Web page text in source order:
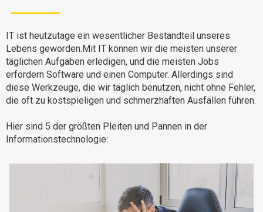
Migration zur eXo Platform
Produkt
Plattform-Übersicht
Warum eXo
Internationalisierung
Mobil
Kein Code
Integrationen
Kontrollierte KI
Architektur
IT ist heutzutage ein wesentlicher Bestandteil unseres
Lebens geworden.Mit IT können wir die meisten unserer
täglichen Aufgaben erledigen, und die meisten Jobs
erfordern Software und einen Computer. Allerdings sind
diese Werkzeuge, die wir täglich benutzen, nicht ohne Fehler,
die oft zu kostspieligen und schmerzhaften Ausfällen führen.
Hier sind 5 der größten Pleiten und Pannen in der
Informationstechnologie: